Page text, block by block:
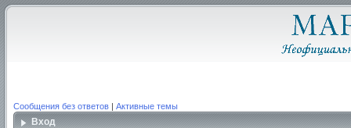
Сообщения без ответов | Активные темы
Вход